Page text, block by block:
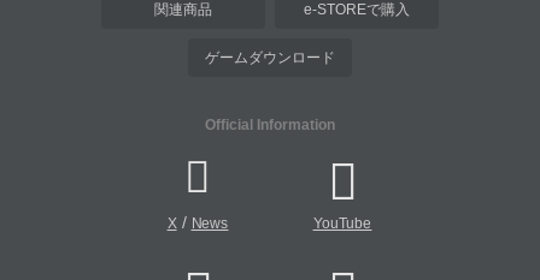
関連商品 e-STOREで購入
ゲームダウンロード
Official Information
X/ News YouTube